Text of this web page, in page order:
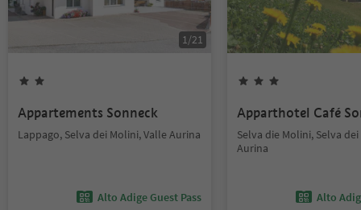
1/21
Appartements Sonneck
Lappago, Selva dei Molini, Valle Aurina
Alto Adige Guest Pass
Apparthotel Café
Selva die Molini, Selva
Aurina
Alto